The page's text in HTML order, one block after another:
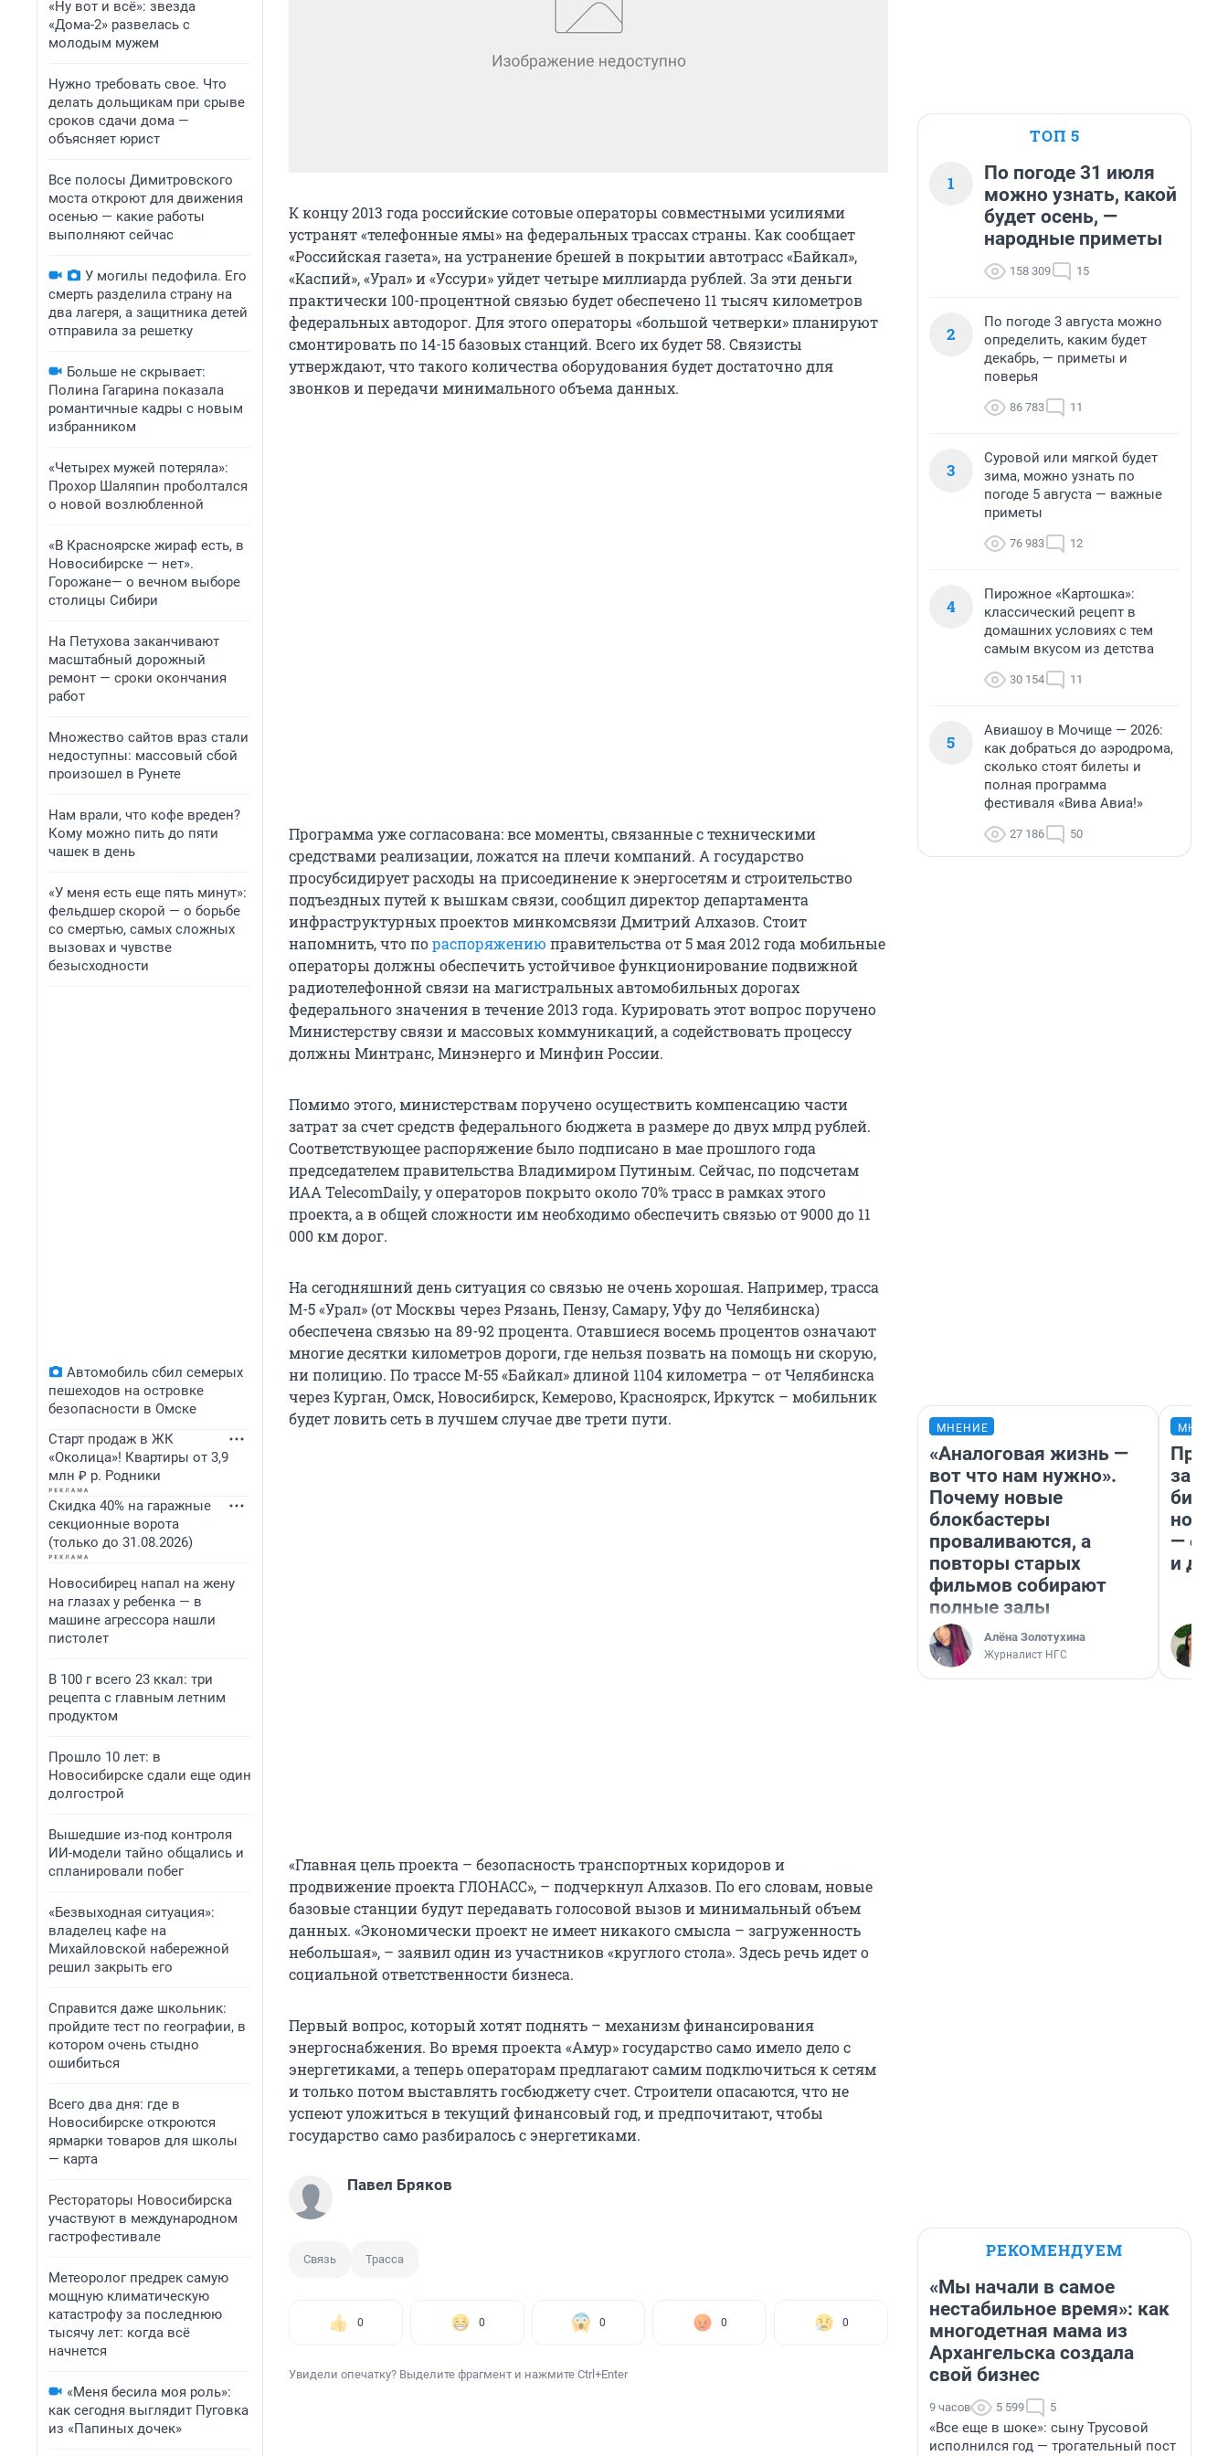
«Ну вот и всё»: звезда
«Дома-2» развелась с
молодым мужем
Нужно требовать свое. Что
делать дольщикам при срыве
сроков сдачи дома —
объясняет юрист
Все полосы Димитровского
моста откроют для движения
осенью — какие работы
выполняют сейчас
У могилы педофила. Его
смерть разделила страну на
два лагеря, а защитника детей
отправила за решетку
Больше не скрывает:
Полина Гагарина показала
романтичные кадры с новым
избранником
«Четырех мужей потеряла»:
Прохор Шаляпин проболтался
о новой возлюбленной
«В Красноярске жираф есть, в
Новосибирске — нет».
Горожане— о вечном выборе
столицы Сибири
На Петухова заканчивают
масштабный дорожный
ремонт — сроки окончания
работ
Множество сайтов враз стали
недоступны: массовый сбой
произошел в Рунете
Нам врали, что кофе вреден?
Кому можно пить до пяти
чашек в день
«У меня есть еще пять минут»:
фельдшер скорой — о борьбе
со смертью, самых сложных
вызовах и чувстве
безысходности
Автомобиль сбил семерых
пешеходов на островке
безопасности в Омске
Старт продаж в ЖК
«Околица»! Квартиры от 3,9
млн ₽ р. Родники
Скидка 40% на гаражные
секционные ворота
(только до 31.08.2026)
Новосибирец напал на жену
на глазах у ребенка — в
машине агрессора нашли
пистолет
В 100 г всего 23 ккал: три
рецепта с главным летним
продуктом
Прошло 10 лет: в
Новосибирске сдали еще один
долгострой
Вышедшие из-под контроля
ИИ-модели тайно общались и
спланировали побег
«Безвыходная ситуация»:
владелец кафе на
Михайловской набережной
решил закрыть его
Справится даже школьник:
пройдите тест по географии, в
котором очень стыдно
ошибиться
Всего два дня: где в
Новосибирске откроются
ярмарки товаров для школы
— карта
Рестораторы Новосибирска
участвуют в международном
гастрофестивале
Метеоролог предрек самую
мощную климатическую
катастрофу за последнюю
тысячу лет: когда всё
начнется
«Меня бесила моя роль»:
как сегодня выглядит Пуговка
из «Папиных дочек»
К концу 2013 года российские сотовые операторы совместными усилиями
устранят «телефонные ямы» на федеральных трассах страны. Как сообщает
«Российская газета», на устранение брешей в покрытии автотрасс «Байкал»,
«Каспий», «Урал» и «Уссури» уйдет четыре миллиарда рублей. За эти деньги
практически 100-процентной связью будет обеспечено 11 тысяч километров
федеральных автодорог. Для этого операторы «большой четверки» планируют
смонтировать по 14-15 базовых станций. Всего их будет 58. Связисты
утверждают, что такого количества оборудования будет достаточно для
звонков и передачи минимального объема данных.
Программа уже согласована: все моменты, связанные с техническими
средствами реализации, ложатся на плечи компаний. А государство
просубсидирует расходы на присоединение к энергосетям и строительство
подъездных путей к вышкам связи, сообщил директор департамента
инфраструктурных проектов минкомсвязи Дмитрий Алхазов. Стоит
напомнить, что пораспоряжению правительства от 5 мая 2012 года мобильные
операторы должны обеспечить устойчивое функционирование подвижной
радиотелефонной связи на магистральных автомобильных дорогах
федерального значения в течение 2013 года. Курировать этот вопрос поручено
Министерству связи и массовых коммуникаций, а содействовать процессу
должны Минтранс, Минэнерго и Минфин России.
Помимо этого, министерствам поручено осуществить компенсацию части
затрат за счет средств федерального бюджета в размере до двух млрд рублей.
Соответствующее распоряжение было подписано в мае прошлого года
председателем правительства Владимиром Путиным. Сейчас, по подсчетам
ИАА TelecomDaily, у операторов покрыто около 70% трасс в рамках этого
проекта, а в общей сложности им необходимо обеспечить связью от 9000 до 11
000 км дорог.
На сегодняшний день ситуация со связью не очень хорошая. Например, трасса
М-5 «Урал» (от Москвы через Рязань, Пензу, Самару, Уфу до Челябинска)
обеспечена связью на 89-92 процента. Отавшиеся восемь процентов означают
многие десятки километров дороги, где нельзя позвать на помощь ни скорую,
ни полицию. По трассе М-55 «Байкал» длиной 1104 километра – от Челябинска
через Курган, Омск, Новосибирск, Кемерово, Красноярск, Иркутск – мобильник
будет ловить сеть в лучшем случае две трети пути.
«Главная цель проекта – безопасность транспортных коридоров и
продвижение проекта ГЛОНАСС», – подчеркнул Алхазов. По его словам, новые
базовые станции будут передавать голосовой вызов и минимальный объем
данных. «Экономически проект не имеет никакого смысла – загруженность
небольшая», – заявил один из участников «круглого стола». Здесь речь идет о
социальной ответственности бизнеса.
Первый вопрос, который хотят поднять – механизм финансирования
энергоснабжения. Во время проекта «Амур» государство само имело дело с
энергетиками, а теперь операторам предлагают самим подключиться к сетям
и только потом выставлять госбюджету счет. Строители опасаются, что не
успеют уложиться в текущий финансовый год, и предпочитают, чтобы
государство само разбиралось с энергетиками.
Павел Бряков
Связь Трасса
0 0 0 0 0
Увидели опечатку? Выделите фрагмент и нажмите Ctrl+Enter
ТОП 5
1
По погоде 31 июля
можно узнать, какой
будет осень, —
народные приметы
158 309 15
2
По погоде 3 августа можно
определить, каким будет
декабрь, — приметы и
поверья
86 783 11
3
Суровой или мягкой будет
зима, можно узнать по
погоде 5 августа — важные
приметы
76 983 12
4
Пирожное «Картошка»:
классический рецепт в
домашних условиях с тем
самым вкусом из детства
30 154 11
5
Авиашоу в Мочище — 2026:
как добраться до аэродрома,
сколько стоят билеты и
полная программа
фестиваля «Вива Авиа!»
27 186 50
МНЕНИЕ
«Аналоговая жизнь —
вот что нам нужно».
Почему новые
блокбастеры
проваливаются, а
повторы старых
фильмов собирают
полные залы
Алёна Золотухина
Журналист НГС
— он
и
РЕКОМЕНДУЕМ
«Мы начали в самое
нестабильное время»: как
многодетная мама из
Архангельска создала
свой бизнес
9 часов 5 599 5
«Все еще в шоке»: сыну Трусовой
исполнился год — трогательный пост